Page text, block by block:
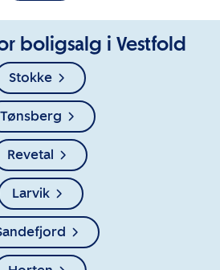
boligsalg i Vestfold
Stokke
Tønsberg
Revetal
Larvik